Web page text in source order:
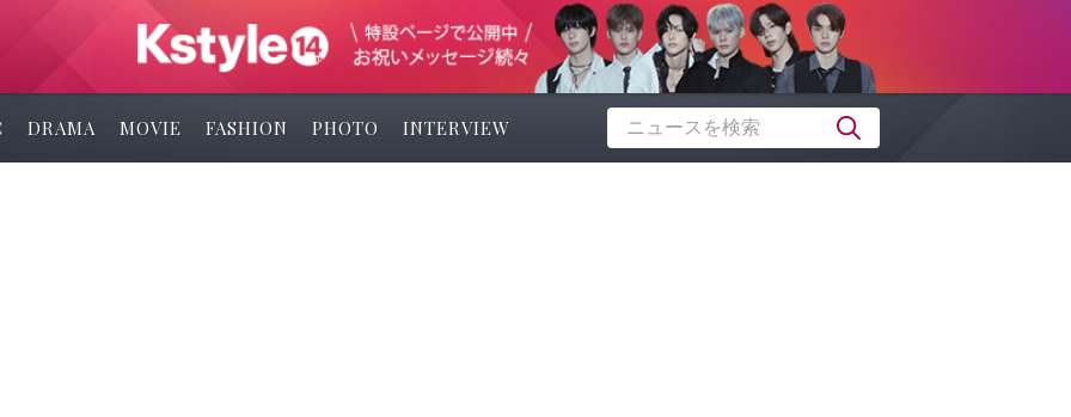
DRAMA MOVIE FASHION PHOTO INTERVIEW